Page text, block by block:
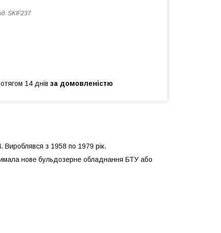
SKIF237
14 днів за домовленістю
з 1958 по 1979 рік.
нове бульдозерне обладнання БТУ або